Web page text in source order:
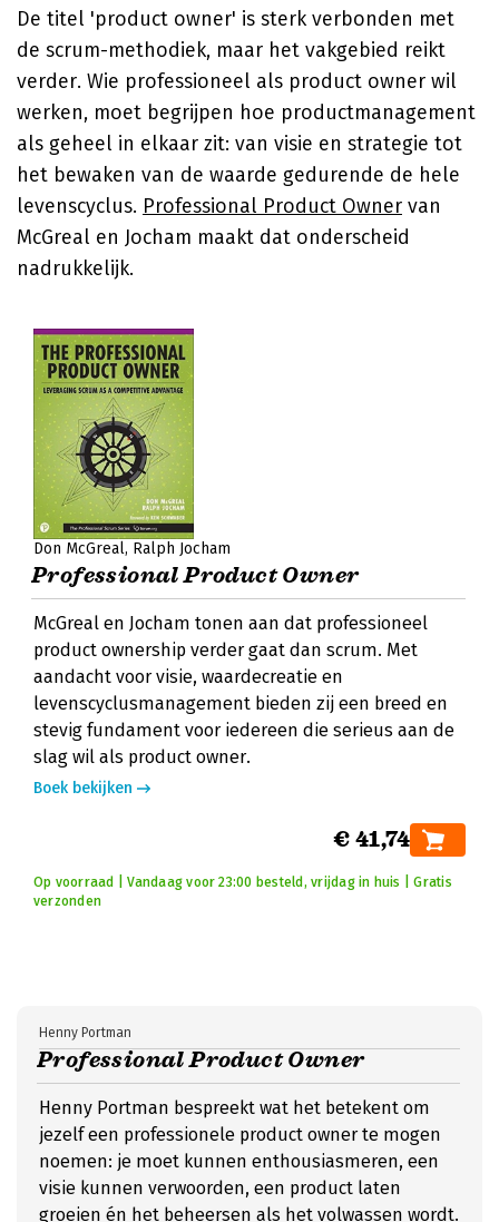
De titel 'product owner' is sterk verbonden met
de scrum-methodiek, maar het vakgebied reikt
verder. Wie professioneel als product owner wil
werken, moet begrijpen hoe productmanagement
als geheel in elkaar zit: van visie en strategie tot
het bewaken van de waarde gedurende de hele
levenscyclus. Professional Product Owner van
McGreal en Jocham maakt dat onderscheid
nadrukkelijk.
Don McGreal Ralph Jocham
Professional Product Owner
McGreal en Jocham tonen aan dat professioneel
product ownership verder gaat dan scrum. Met
aandacht voor visie, waardecreatie en
levenscyclusmanagement bieden zij een breed en
stevig fundament voor iedereen die serieus aan de
slag wil als product owner.
Boek bekijken
€ 41,74
Op voorraad | Vandaag voor 23:00 besteld, vrijdag in huis | Gratis
verzonden
Professional Product Owner
Henny Portman
Henny Portman bespreekt wat het betekent om
jezelf een professionele product owner te mogen
noemen: je moet kunnen enthousiasmeren, een
visie kunnen verwoorden, een product laten
groeien én het beheersen als het volwassen wordt.